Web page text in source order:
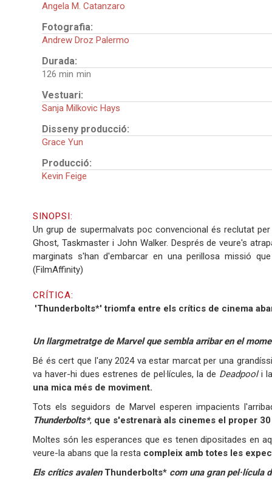
Angela M. Catanzaro
Fotografia:
Andrew Droz Palermo
Durada:
126 min
Vestuari:
Sanja Milkovic Hays
Disseny producció:
Grace Yun
Producció:
Kevin Feige
SINOPSI:
Un grup de supermalvats poc convencional és reclutat
Ghost, Taskmaster i John Walker. Després de veure's
marginats s'han d'embarcar en una perillosa missió
(FilmAffinity)
CRÍTICA:
'Thunderbolts*' triomfa entre els crítics de cinema
Un llargmetratge de Marvel que sembla arribar en el
Bé és cert que l'any 2024 va estar marcat per una
va haver-hi dues estrenes de pel·lícules, la de Deadpooli
una mica més de moviment.
Tots els seguidors de Marvel esperen impacients
Thunderbolts*, que s'estrenarà als cinemes el proper
Moltes són les esperances que es tenen dipositades en
veure-la abans que la resta compleix amb totes les
Els crítics avalen Thunderbolts* com una gran pel·lícula